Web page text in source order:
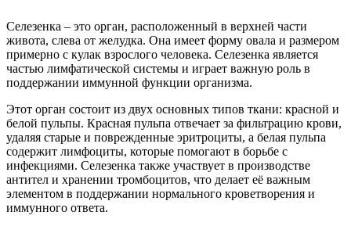
Селезенка – это орган, расположенный в верхней части
живота, слева от желудка. Она имеет форму овала и размером
примерно с кулак взрослого человека. Селезенка является
частью лимфатической системы и играет важную роль в
поддержании иммунной функции организма.
Этот орган состоит из двух основных типов ткани: красной и
белой пульпы. Красная пульпа отвечает за фильтрацию крови,
удаляя старые и поврежденные эритроциты, а белая пульпа
содержит лимфоциты, которые помогают в борьбе с
инфекциями. Селезенка также участвует в производстве
антител и хранении тромбоцитов, что делает её важным
элементом в поддержании нормального кроветворения и
иммунного ответа.